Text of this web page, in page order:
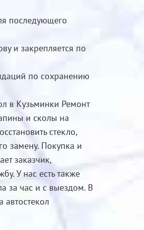
последующего
и закрепляется по
по сохранению
в Кузьминки Ремонт
и сколы на
стекло,
замену. Покупка и
заказчик,
У нас есть также
за час и с выездом. В